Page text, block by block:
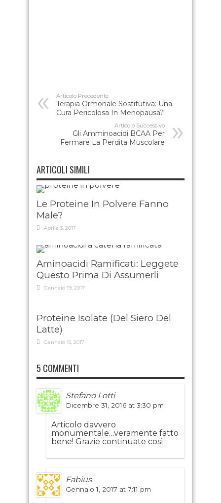
Articolo Precedente
Terapia Ormonale Sostitutiva: Una
Cura Pericolosa In Menopausa?
Articolo Successivo
Gli Amminoacidi BCAA Per
Fermare La Perdita Muscolare
ARTICOLI SIMILI
Le Proteine In Polvere Fanno
Male?
Aprile 3, 2017
Aminoacidi Ramificati: Leggete
Questo Prima Di Assumerli
Gennaio 19, 2017
Proteine Isolate (Del Siero Del
Latte)
Gennaio 15, 2017
5 COMMENTI
Stefano Lotti
Dicembre 31, 2016 at 3:30 pm
Articolo davvero
monumentale…veramente fatto
bene! Grazie continuate così.
Fabius
Gennaio 1, 2017 at 7:11 pm